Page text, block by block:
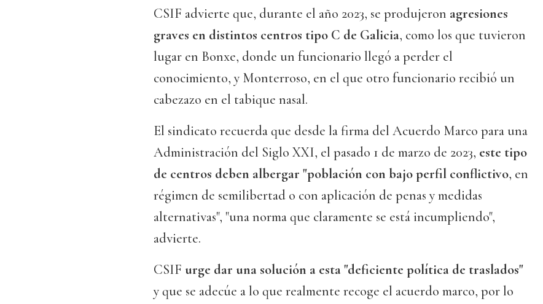
CSIF advierte que, durante el año 2023, se produjeron agresiones
graves en distintos centros tipo C de Galicia, como los que tuvieron
lugar en Bonxe, donde un funcionario llegó a perder el
conocimiento, y Monterroso, en el que otro funcionario recibió un
cabezazo en el tabique nasal.
El sindicato recuerda que desde la firma del Acuerdo Marco para una
Administración del Siglo XXI, el pasado 1 de marzo de 2023, este tipo
de centros deben albergar "población con bajo perfil conflictivo, en
régimen de semilibertad o con aplicación de penas y medidas
alternativas", "una norma que claramente se está incumpliendo",
advierte.
CSIF urge dar una solución a esta "deficiente política de traslados"
y que se adecúe a lo que realmente recoge el acuerdo marco, por lo